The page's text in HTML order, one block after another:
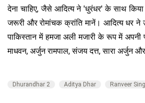
देना चाहिए, जैसे आदित्य ने 'धुरंधर' के साथ
जरूरी और रोमांचक क्रांति मानें। आदित्य धर ने
पाकिस्तान में हमजा अली मजारी के रूप में
माधवन, अर्जुन रामपाल, संजय दत्त, सारा अर्जुन
Dhurandhar 2 Aditya Dhar Ranveer